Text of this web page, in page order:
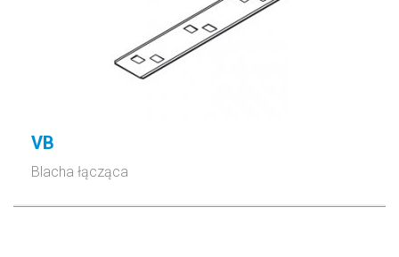
VB
Blacha łącząca